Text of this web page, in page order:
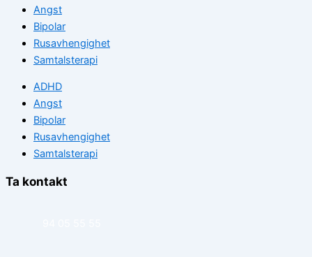
Angst
Bipolar
Rusavhengighet
Samtalsterapi
ADHD
Angst
Bipolar
Rusavhengighet
Samtalsterapi
Ta kontakt